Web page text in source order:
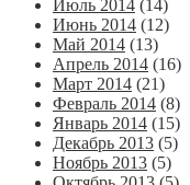
Июль 2014 (14)
Июнь 2014 (12)
Май 2014 (13)
Апрель 2014 (16)
Март 2014 (21)
Февраль 2014 (8)
Январь 2014 (15)
Декабрь 2013 (5)
Ноябрь 2013 (5)